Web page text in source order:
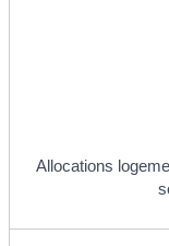
Allocations